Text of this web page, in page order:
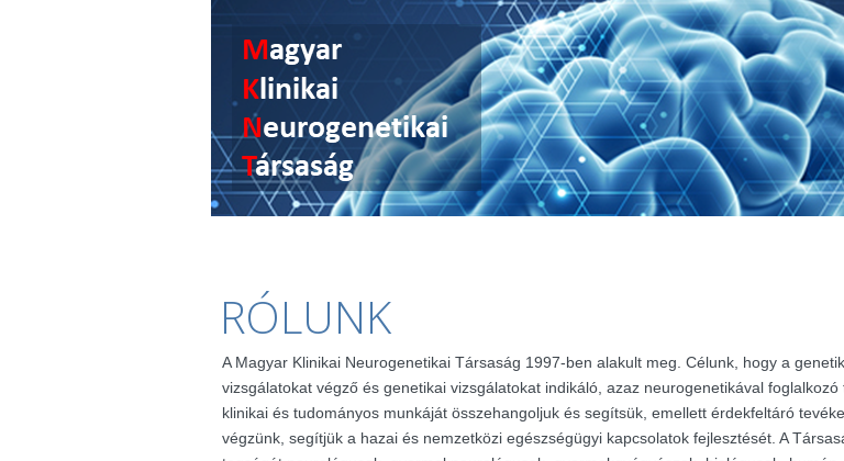
RÓLUNK
A Magyar Klinikai Neurogenetikai Társaság 1997-ben alakult meg. Célunk, hogy a
vizsgálatokat végző és genetikai vizsgálatokat indikáló, azaz neurogenetikával foglalkozó
klinikai és tudományos munkáját összehangoljuk és segítsük, emellett érdekfeltáró
végzünk, segítjük a hazai és nemzetközi egészségügyi kapcsolatok fejlesztését. A